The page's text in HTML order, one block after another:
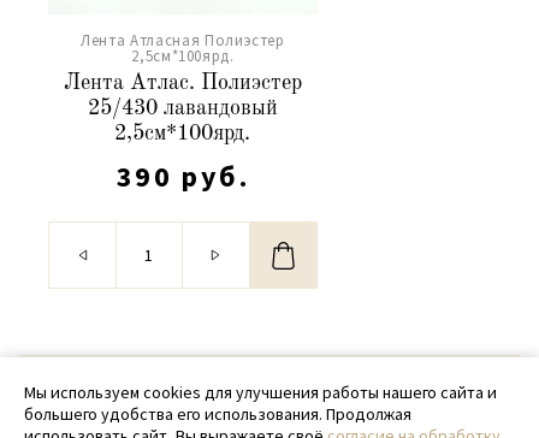
Лента Атласная Полиэстер
2,5см*100ярд.
Лента Атлас. Полиэстер
25/430 лавандовый
2,5см*100ярд.
390 руб.
© 2020 - 2026 SamPack
+ 7 (918) 699-97-87
Мы используем cookies для улучшения работы нашего сайта и
большего удобства его использования. Продолжая